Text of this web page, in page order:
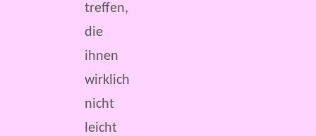
treffen,
die
ihnen
wirklich
nicht
leicht